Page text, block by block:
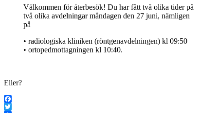
Välkommen för återbesök! Du har fått två olika tider på
två olika avdelningar måndagen den 27 juni, nämligen
på
• radiologiska kliniken (röntgenavdelningen) kl 09:50
• ortopedmottagningen kl 10:40.
Eller?
Facebook